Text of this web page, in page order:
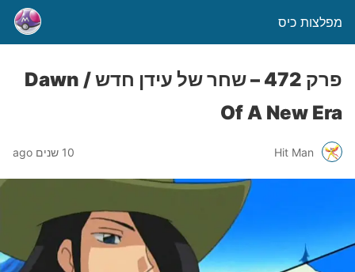
מפלצות כיס
פרק 472 – שחר של עידן חדש / Dawn
Of A New Era
Hit Man 10 שנים ago